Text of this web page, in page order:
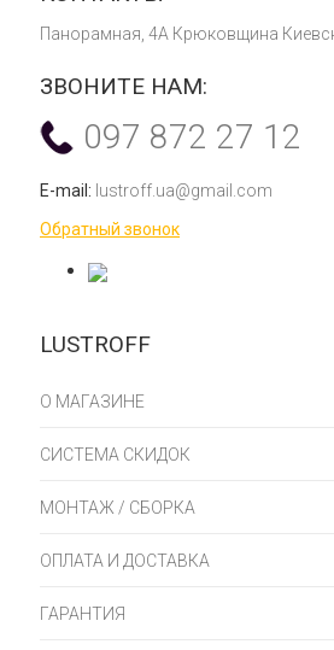
LUSTROFF
О МАГАЗИНЕ
СИСТЕМА СКИДОК
МОНТАЖ / СБОРКА
ОПЛАТА И ДОСТАВКА
ГАРАНТИЯ
Панорамная, 4А Крюковщина
ЗВОНИТЕ НАМ:
097 872 27 12
E-mail: lustroff.ua@gmail.com
Обратный звонок